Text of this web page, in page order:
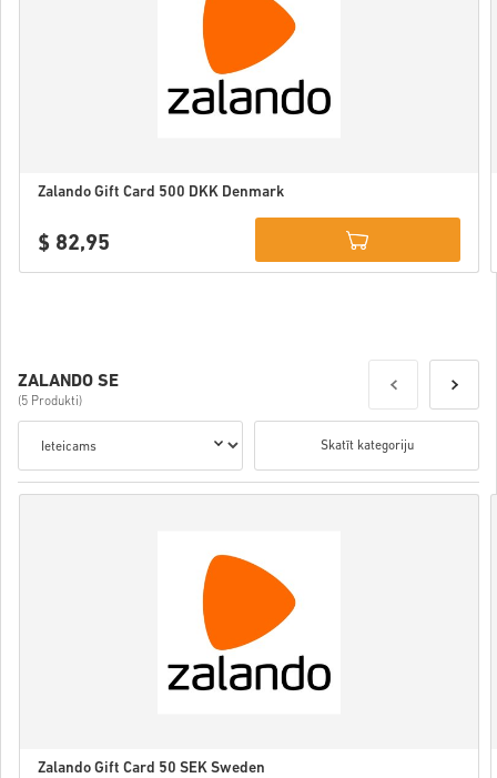
Zalando Gift Card 500 DKK Denmark
$ 82,95
ZALANDO SE
(5 Produkti)
Skatīt kategoriju
Zalando Gift Card 50 SEK Sweden